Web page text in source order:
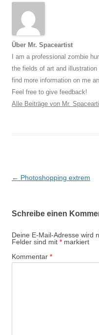
Über Mr. Spaceartist
I am a professional zombie
the fields of art and illustration
find more information on me
Feel free to give feedback!
Alle Beiträge von Mr.
Beitragsnavigation
← Photoshopping extrem
Schreibe einen
Deine E-Mail-Adresse wird
Felder sind mit * markiert
Kommentar *